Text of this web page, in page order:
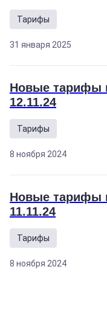
Тарифы
31 января 2025
Новые тарифы
12.11.24
Тарифы
8 ноября 2024
Новые тарифы
11.11.24
Тарифы
8 ноября 2024